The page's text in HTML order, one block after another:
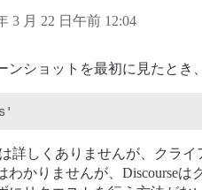
3 月 22 日午前 12:04
ンショットを最初に見たとき
詳しくありませんが、クラ
わかりませんが、Discourse